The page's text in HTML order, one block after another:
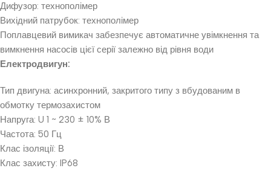
Дифузор: технополімер
Вихідний патрубок: технополімер
Поплавцевий вимикач забезпечує автоматичне увімкнення та
вимкнення насосів цієї серії залежно від рівня води
Електродвигун:
Тип двигуна: асинхронний, закритого типу з вбудованим в
обмотку термозахистом
Напруга: U 1 ~ 230 ± 10% В
Частота: 50 Гц
Клас ізоляції: В
Клас захисту: IP68